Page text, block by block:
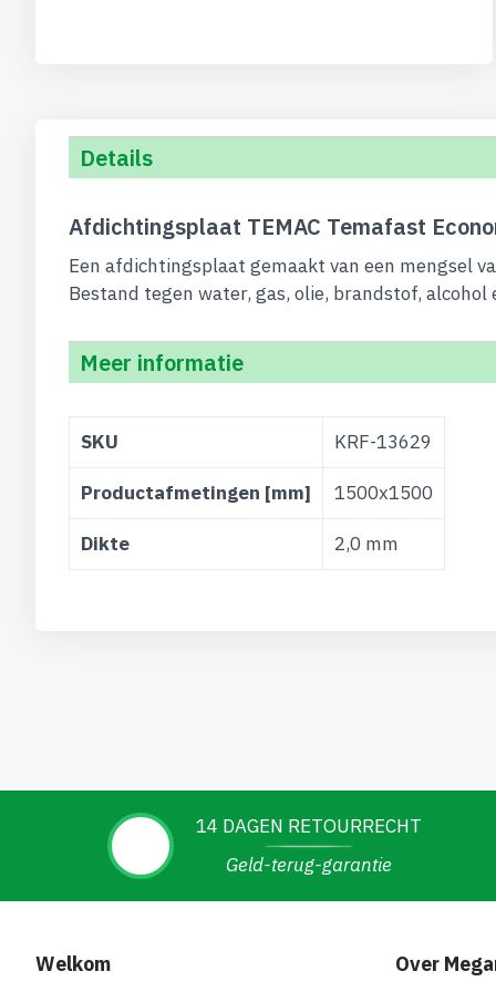
Details
Afdichtingsplaat TEMAC Temafast
Een afdichtingsplaat gemaakt van een mengsel
Bestand tegen water, gas, olie, brandstof, alcohol
Meer informatie
informatie
SKU KRF-13629
Productafmetingen [mm] 1500x1500
Dikte 2,0 mm
14 DAGEN RETOURRECHT
Geld-terug-garantie
Welkom Over